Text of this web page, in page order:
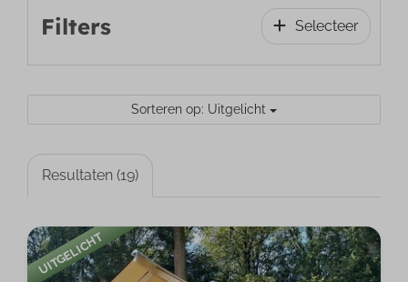
Filters Selecteer
Sorteren op: Uitgelicht
Resultaten (19)
UITGELICHT